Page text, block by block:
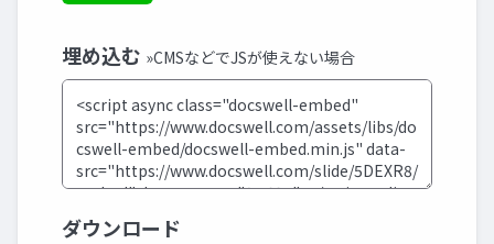
埋め込む »CMSなどでJSが使えない場合
ダウンロード